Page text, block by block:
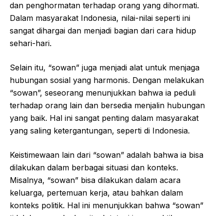
dan penghormatan terhadap orang yang dihormati.
Dalam masyarakat Indonesia, nilai-nilai seperti ini
sangat dihargai dan menjadi bagian dari cara hidup
sehari-hari.
Selain itu, “sowan” juga menjadi alat untuk menjaga
hubungan sosial yang harmonis. Dengan melakukan
“sowan”, seseorang menunjukkan bahwa ia peduli
terhadap orang lain dan bersedia menjalin hubungan
yang baik. Hal ini sangat penting dalam masyarakat
yang saling ketergantungan, seperti di Indonesia.
Keistimewaan lain dari “sowan” adalah bahwa ia bisa
dilakukan dalam berbagai situasi dan konteks.
Misalnya, “sowan” bisa dilakukan dalam acara
keluarga, pertemuan kerja, atau bahkan dalam
konteks politik. Hal ini menunjukkan bahwa “sowan”